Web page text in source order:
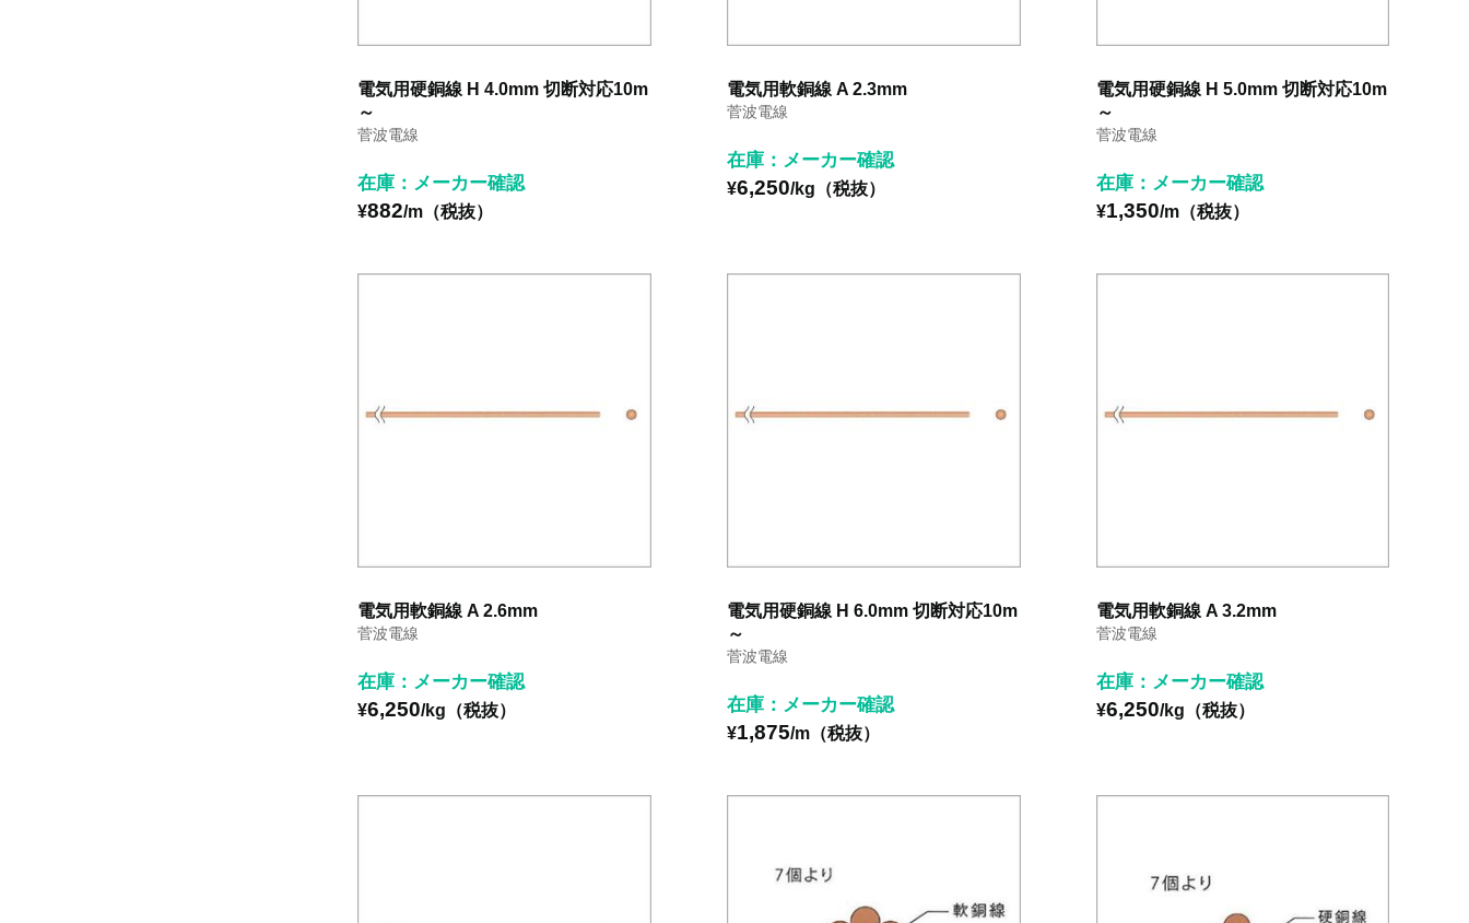
電気用硬銅線 H 4.0mm 切断対応10m
～
菅波電線
在庫：メーカー確認
¥882/m（税抜）
電気用軟銅線 A 2.3mm
菅波電線
在庫：メーカー確認
¥6,250/kg（税抜）
電気用硬銅線 H 5.0mm 切断対応10m
～
菅波電線
在庫：メーカー確認
¥1,350/m（税抜）
電気用軟銅線 A 2.6mm
菅波電線
在庫：メーカー確認
¥6,250/kg（税抜）
電気用硬銅線 H 6.0mm 切断対応10m
～
菅波電線
在庫：メーカー確認
¥1,875/m（税抜）
電気用軟銅線 A 3.2mm
菅波電線
在庫：メーカー確認
¥6,250/kg（税抜）